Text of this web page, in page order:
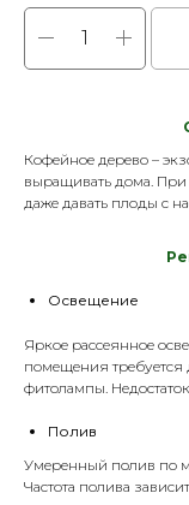
Кофейное дерево –
выращивать дома. При
даже давать плоды с
Р
Освещение
Яркое рассеянное
помещения требуется
фитолампы .
Полив
Умеренный полив по
Частота полива